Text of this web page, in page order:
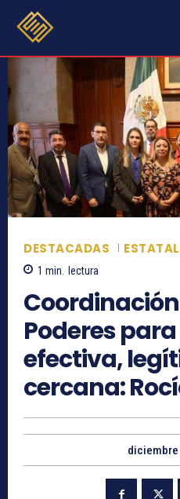
DESTACADAS ESTATAL
1 min. lectura
Poderes
efectiva,
cercana:
diciembre